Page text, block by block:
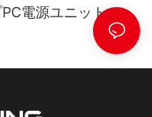
電源ユニット